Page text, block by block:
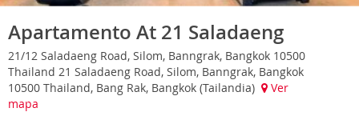
Apartamento At 21 Saladaeng
21/12 Saladaeng Road, Silom, Banngrak, Bangkok 10500
Thailand 21 Saladaeng Road, Silom, Banngrak, Bangkok
10500 Thailand, Bang Rak, Bangkok (Tailandia)
Ver
mapa